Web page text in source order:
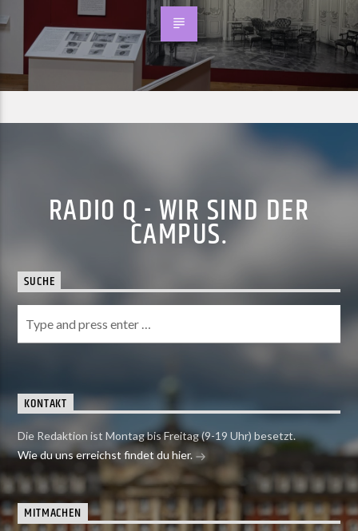
RADIO Q - WIR SIND DER
CAMPUS.
SUCHE
KONTAKT
Die Redaktion ist Montag bis Freitag (9-19 Uhr) besetzt.
Wie du uns erreichst findet du hier.
MITMACHEN